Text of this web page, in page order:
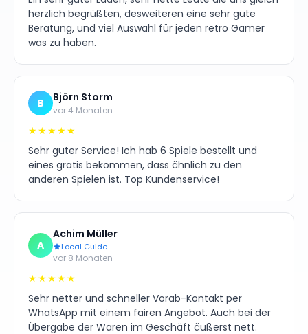
herzlich begrüßten, desweiteren eine sehr gute
Beratung, und viel Auswahl für jeden retro Gamer
was zu haben.
B Björn Storm
vor 4 Monaten
★★★★★
Sehr guter Service! Ich hab 6 Spiele bestellt und
eines gratis bekommen, dass ähnlich zu den
anderen Spielen ist. Top Kundenservice!
A
Achim Müller
Local Guide
vor 8 Monaten
★★★★★
Sehr netter und schneller Vorab-Kontakt per
WhatsApp mit einem fairen Angebot. Auch bei der
Übergabe der Waren im Geschäft äußerst nett.